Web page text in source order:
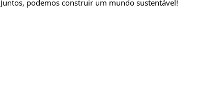
Juntos, podemos construir um mundo sustentável!